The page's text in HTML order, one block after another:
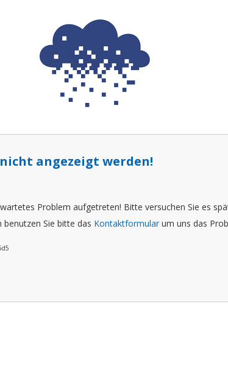
angezeigt werden!
Problem aufgetreten! Bitte versuchen Sie es
Sie bitte das Kontaktformular um uns das